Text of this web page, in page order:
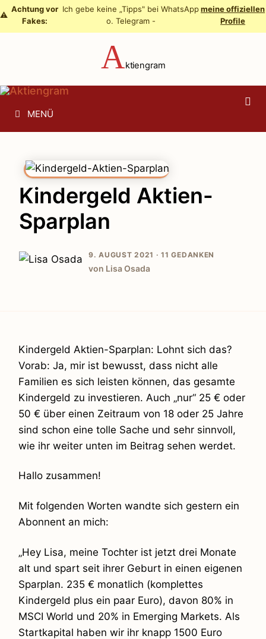
Zum
Inhalt
⚠️
Achtung vor
Fakes:
Ich gebe keine „Tipps" bei WhatsApp
o. Telegram -
meine offiziellen
Profile
Aktiengram
MENÜ
Kindergeld Aktien-
Sparplan
9. AUGUST 2021 ·11 GEDANKEN
von Lisa Osada
Kindergeld Aktien-Sparplan: Lohnt sich das?
Vorab: Ja, mir ist bewusst, dass nicht alle
Familien es sich leisten können, das gesamte
Kindergeld zu investieren. Auch „nur“ 25 € oder
50 € über einen Zeitraum von 18 oder 25 Jahre
sind schon eine tolle Sache und sehr sinnvoll,
wie ihr weiter unten im Beitrag sehen werdet.
Hallo zusammen!
Mit folgenden Worten wandte sich gestern ein
Abonnent an mich:
„Hey Lisa, meine Tochter ist jetzt drei Monate
alt und spart seit ihrer Geburt in einen eigenen
Sparplan. 235 € monatlich (komplettes
Kindergeld plus ein paar Euro), davon 80% in
MSCI World und 20% in Emerging Markets. Als
Startkapital haben wir ihr knapp 1500 Euro